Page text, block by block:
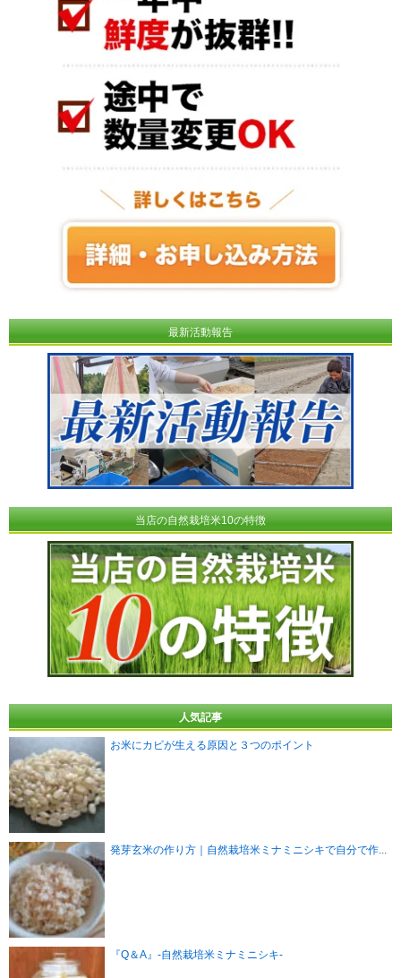
最新活動報告
当店の自然栽培米10の特徴
人気記事
お米にカビが生える原因と３つのポイント
発芽玄米の作り方｜自然栽培米ミナミニシキで自分で作...
『Q＆A』-自然栽培米ミナミニシキ-